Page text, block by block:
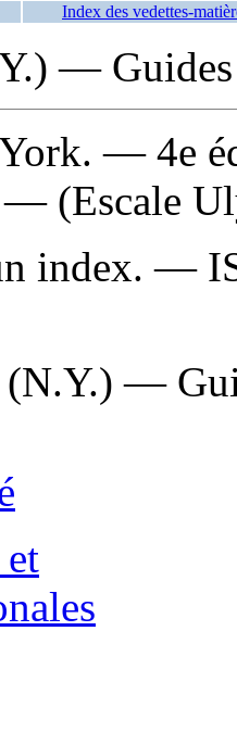
Index des vedettes-
— Guides
. — 4e
(Escale
index. —
—